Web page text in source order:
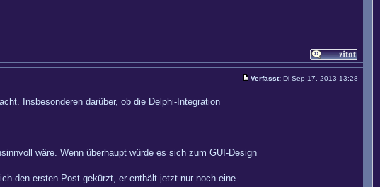
Verfasst: Di Sep 17, 2013 13:28
Insbesonderen darüber, ob die Delphi-Integration
wäre. Wenn überhaupt würde es sich zum GUI-Design
den ersten Post gekürzt, er enthält jetzt nur noch eine